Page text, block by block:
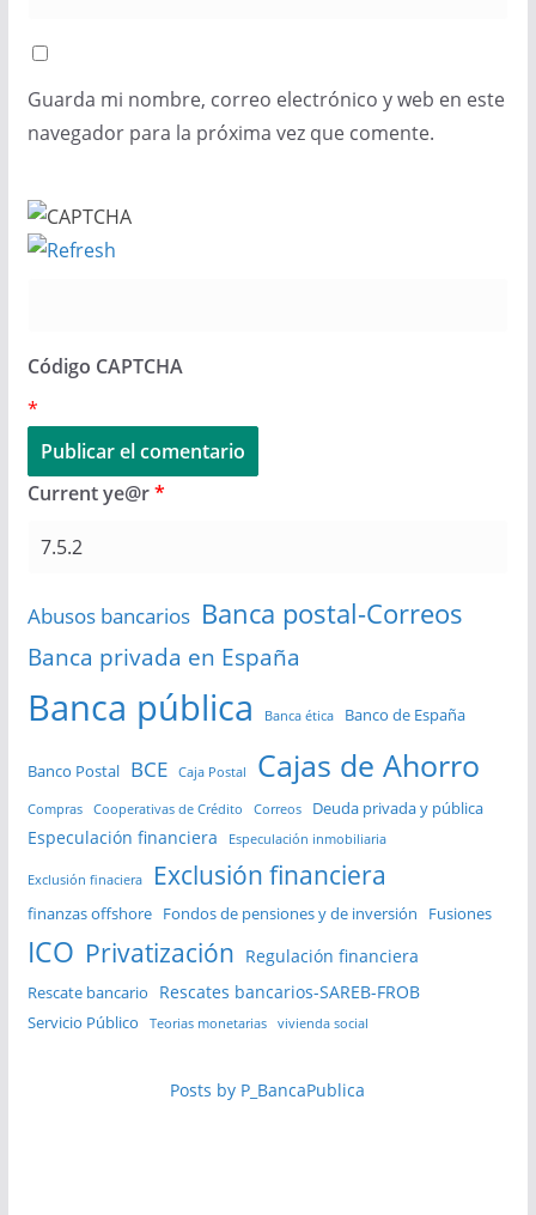
Guarda mi nombre, correo electrónico y web en este
navegador para la próxima vez que comente.
Código CAPTCHA
*
Current ye@r*
Abusos bancarios Banca postal-Correos
Banca privada en España
Banca pública Banca ética Banco de España
Banco Postal BCE Caja Postal Cajas de Ahorro
Compras Cooperativas de Crédito Correos Deuda privada y pública
Especulación financiera Especulación inmobiliaria
Exclusión finaciera Exclusión financiera
finanzas offshore Fondos de pensiones y de inversión Fusiones
ICO Privatización Regulación financiera
Rescate bancario Rescates bancarios-SAREB-FROB
Servicio Público Teorias monetarias vivienda social
Posts by P_BancaPublica